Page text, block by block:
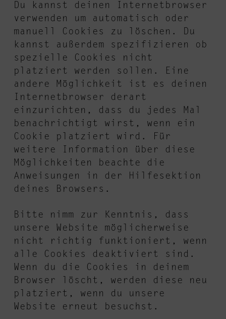
Du kannst deinen Internetbrowser
verwenden um automatisch oder
manuell Cookies zu löschen. Du
kannst außerdem spezifizieren ob
spezielle Cookies nicht
platziert werden sollen. Eine
andere Möglichkeit ist es deinen
Internetbrowser derart
einzurichten, dass du jedes Mal
benachrichtigt wirst, wenn ein
Cookie platziert wird. Für
weitere Information über diese
Möglichkeiten beachte die
Anweisungen in der Hilfesektion
deines Browsers.
Bitte nimm zur Kenntnis, dass
unsere Website möglicherweise
nicht richtig funktioniert, wenn
alle Cookies deaktiviert sind.
Wenn du die Cookies in deinem
Browser löscht, werden diese neu
platziert, wenn du unsere
Website erneut besuchst.